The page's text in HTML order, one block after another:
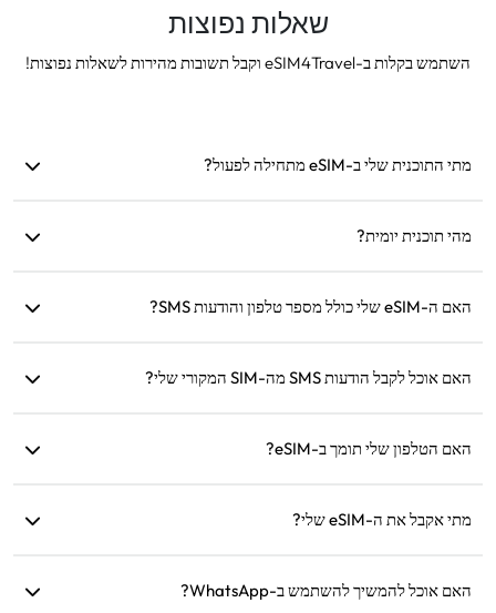
שאלות נפוצות
השתמש בקלות ב-eSIM4Travel וקבל תשובות מהירות לשאלות נפוצות!
מתי התוכנית שלי ב-eSIM מתחילה לפעול?
ממליצים להתקין אותה לפני היציאה.
מהי תוכנית יומית?
ביום למחרת. אם תשתמש בכל הנתונים לאותו יום, המהירות תרד
האם ה-eSIM שלי כולל מספר טלפון והודעות SMS?
כמו WhatsApp לתקשורת.
האם אוכל לקבל הודעות SMS מה-SIM המקורי שלי?
ולקבל הודעות SMS, כמו התראות כרטיסי אשראי, במהלך נסיעה.
האם הטלפון שלי תומך ב-eSIM?
ב-eSIM.
מתי אקבל את ה-eSIM שלי?
באתר.
האם אוכל להמשיך להשתמש ב-WhatsApp?